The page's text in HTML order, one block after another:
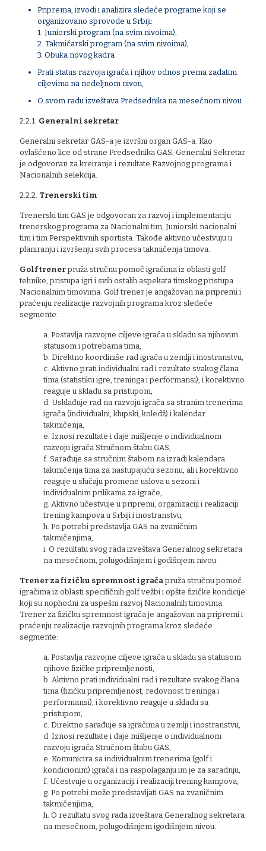
Priprema, izvodi i analizira sledeće programe koji se
organizovano sprovode u Srbiji:
1. Juniorski program (na svim nivoima),
2. Takmičarski program (na svim nivoima),
3. Obuka novog kadra
Prati status razvoja igrača i njihov odnos prema zadatim
ciljevima na nedeljnom nivou,
O svom radu izveštava Predsednika na mesečnom nivou
2.2.1. Generalni sekretar
Generalni sekretar GAS-a je izvršni organ GAS-a. Kao
ovlašćeno lice od strane Predsednika GAS, Generalni Sekretar
je odgovoran za kreiranje i rezultate Razvojnog programa i
Nacionalnih selekcija.
2.2.2. Trenerski tim
Trenerski tim GAS je odgovoran za razvoj i implementaciju
trenerskog programa za Nacionalni tim, Juniorski nacionalni
tim i tim Perspektivnih sportista. Takođe aktivno učestvuju u
planiranju i izvršenju svih procesa takmičenja timova.
Golf trener pruža stručnu pomoč igračima iz oblasti golf
tehnike, pristupa igri i svih ostalih aspekata timskog pristupa
Nacionalnim timovima. Golf trener je angažovan na pripremi i
praćenju realizacije razvojnih programa kroz sledeće
segmente:
a. Postavlja razvojne ciljeve igrača u skladu sa njihovim
statusom i potrebama tima,
b. Direktno koordiniše rad igrača u zemlji i inostranstvu,
c. Aktivno prati individualni rad i rezultate svakog člana
tima (statistiku igre, treninga i performansi), i korektivno
reaguje u skladu sa pristupom,
d. Usklađuje rad na razvoju igrača sa stranim trenerima
igrača (individualni, klupski, koledž) i kalendar
takmičenja,
e. Iznosi rezultate i daje mišljenje o individualnom
razvoju igrača Stručnom štabu GAS,
f. Sarađuje sa stručnim štabom na izradi kalendara
takmičenja tima za nastupajuću sezonu, ali i korektivno
reaguje u slučaju promene uslova u sezoni i
individualnim prilikama za igrače,
g. Aktivno učestvuje u pripremi, organizaciji i realizaciji
trening kampova u Srbiji i inostranstvu,
h. Po potrebi predstavlja GAS na zvaničnim
takmičenjima,
i. O rezultatu svog rada izveštava Generalnog sekretara
na mesečnom, polugodišnjem i godišnjem nivou.
Trener za fizičku spremnost igrača pruža stručnu pomoč
igračima iz oblasti specifičnih golf vežbi i opšte fizičke kondicije
koji su nophodni za uspešni razvoj Nacionalnih timovima.
Trener za fizičku spremnost igrača je angažovan na pripremi i
praćenju realizacije razvojnih programa kroz sledeće
segmente:
a. Postavlja razvojne ciljeve igrača u skladu sa statusom
njihove fizičke pripremljenosti,
b. Aktivno prati individualni rad i rezultate svakog člana
tima (fizičku pripremljenost, redovnost treninga i
performansi), i korektivno reaguje u skladu sa
pristupom,
c. Direktno sarađuje sa igračima u zemlji i inostranstvu,
d. Iznosi rezultate i daje mišljenje o individualnom
razvoju igrača Stručnom štabu GAS,
e. Komunicira sa individualnim trenerima (golf i
kondicionim) igrača i na raspolaganju im je za saradnju,
f. Učestvuje u organizaciji i realizaciji trening kampova,
g. Po potrebi može predstavljati GAS na zvaničnim
takmičenjima,
h. O rezultatu svog rada izveštava Generalnog sekretara
na mesečnom, polugodišnjem igodišnjem nivou.